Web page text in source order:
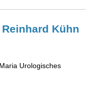
Kühn
Urologisches